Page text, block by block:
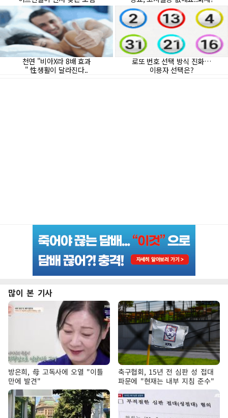
많이 본 기사
방은희, 母 고독사에 오열 "이틀
만에 발견"
축구협회, 15년 전 심판 성 접대
파문에 "현재는 내부 지침 준수"